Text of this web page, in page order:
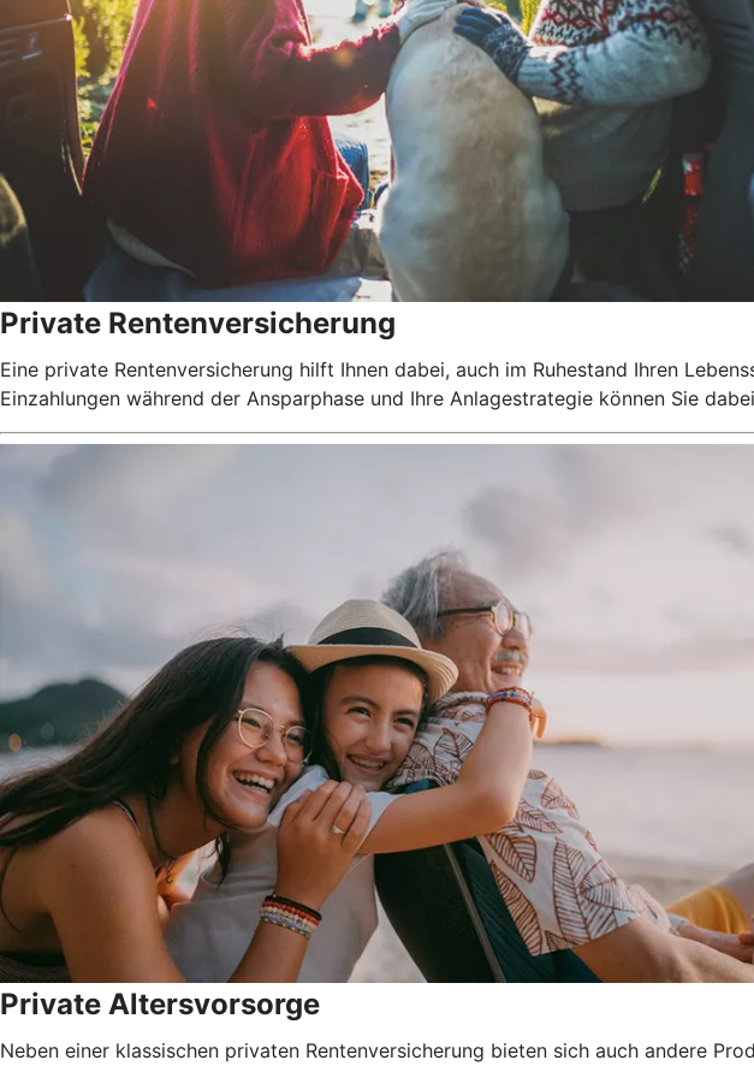
Private Rentenversicherung
Eine private Rentenversicherung hilft Ihnen dabei, auch im Ruhestand Ihren
Einzahlungen während der Ansparphase und Ihre Anlagestrategie können Sie
Private Altersvorsorge
Neben einer klassischen privaten Rentenversicherung bieten sich auch andere